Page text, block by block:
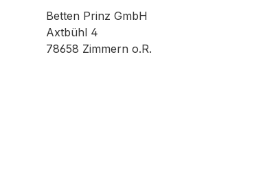
Betten Prinz GmbH
Axtbühl 4
78658 Zimmern o.R.